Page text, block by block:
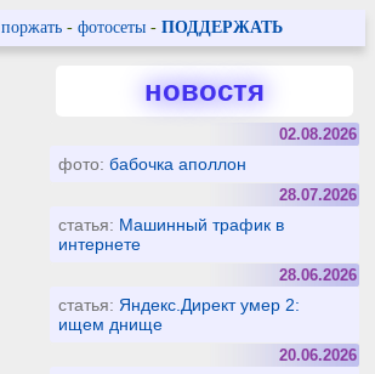
поржать- фотосеты - ПОДДЕРЖАТЬ
новостя
02.08.2026
фото:бабочка аполлон
28.07.2026
статья: Машинный трафик в
интернете
28.06.2026
статья: Яндекс.Директ умер 2:
ищем днище
20.06.2026